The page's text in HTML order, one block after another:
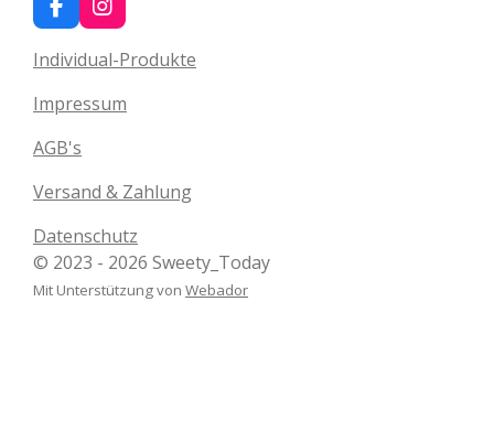
F
a
c
e
b
o
o
k
I
n
s
t
a
g
m
Individual-Produkte
Impressum
AGB's
Versand & Zahlung
Datenschutz
© 2023 - 2026 Sweety_Today
Mit Unterstützung von Webador